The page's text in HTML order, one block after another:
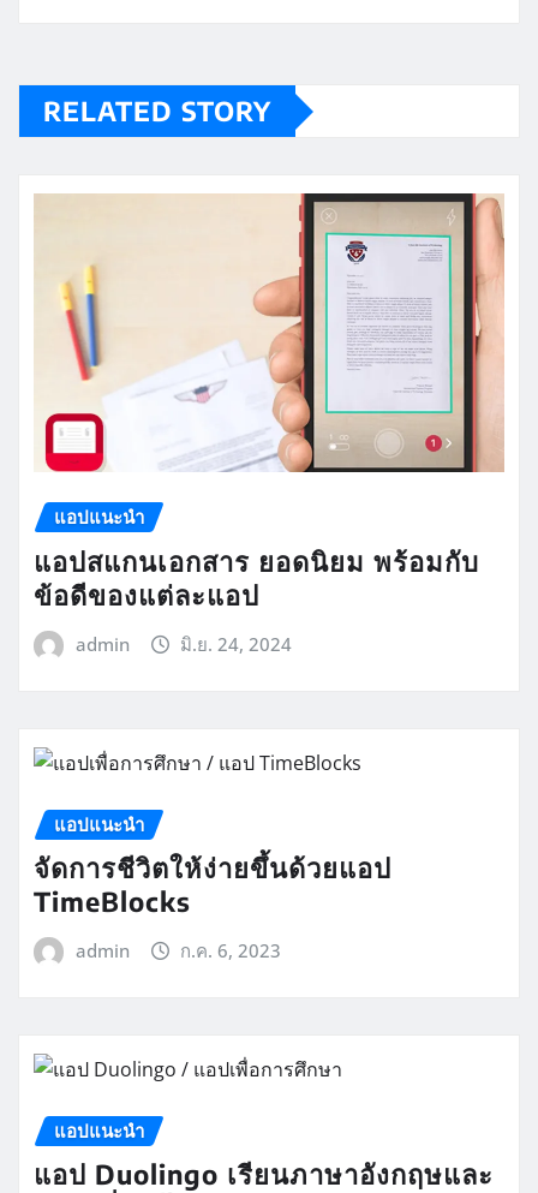
RELATED STORY
แอปแนะนำ
แอปสแกนเอกสาร ยอดนิยม พร้อมกับ
ข้อดีของแต่ละแอป
admin มิ.ย. 24, 2024
แอปแนะนำ
จัดการชีวิตให้ง่ายขึ้นด้วยแอป
TimeBlocks
admin ก.ค. 6, 2023
แอปแนะนำ
แอป Duolingo เรียนภาษาอังกฤษและ